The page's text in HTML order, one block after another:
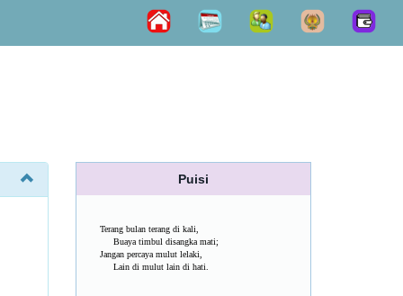
Puisi
Terang bulan terang di kali,
Buaya timbul disangka mati;
Jangan percaya mulut lelaki,
Lain di mulut lain di hati.